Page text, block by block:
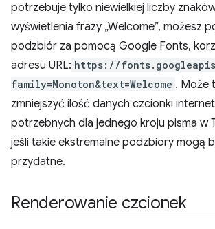
potrzebuje tylko niewielkiej liczby
wyświetlenia frazy „Welcome”, możesz
podzbiór za pomocą Google Fonts,
adresu URL: https://
family=Monoton&text=Welcome . Może
zmniejszyć ilość danych czcionki
potrzebnych dla jednego kroju pisma w
jeśli takie ekstremalne podzbiory mogą
przydatne.
Renderowanie czcionek